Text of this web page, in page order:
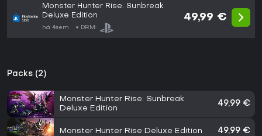
Monster Hunter Rise: Sunbreak
Deluxe Edition
há 4sem DRM:
49,99 €
Packs (2)
Monster Hunter Rise: Sunbreak
Deluxe Edition
49,99 €
Monster Hunter Rise Deluxe Edition 49,99 €